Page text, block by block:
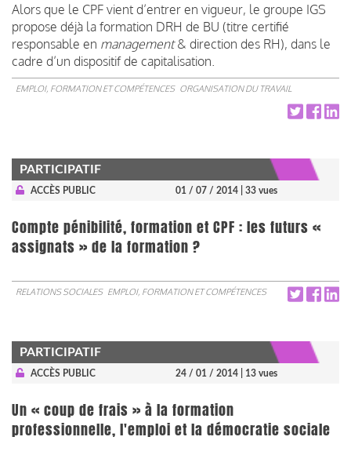
Alors que le CPF vient d’entrer en vigueur, le groupe IGS
propose déjà la formation DRH de BU (titre certifié
responsable en management& direction des RH), dans le
cadre d’un dispositif de capitalisation.
EMPLOI, FORMATION ET COMPÉTENCES ORGANISATION DU TRAVAIL
PARTICIPATIF
ACCÈS PUBLIC 01 / 07 / 2014 | 33 vues
Compte pénibilité, formation et CPF : les futurs «
assignats » de la formation ?
RELATIONS SOCIALES EMPLOI, FORMATION ET COMPÉTENCES
PARTICIPATIF
ACCÈS PUBLIC 24 / 01 / 2014 | 13 vues
Un « coup de frais » à la formation
professionnelle, l'emploi et la démocratie sociale